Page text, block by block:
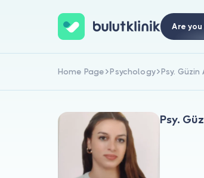
Are
Home Page Psychology Psy. Güzin
Psy.